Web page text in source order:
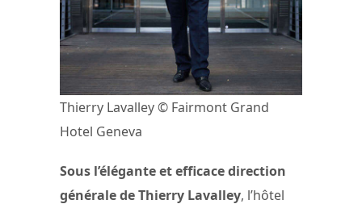
Thierry Lavalley © Fairmont Grand
Hotel Geneva
Sous l’élégante et efficace direction
générale de Thierry Lavalley, l’hôtel